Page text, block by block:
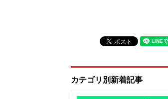
カテゴリ別新着記事